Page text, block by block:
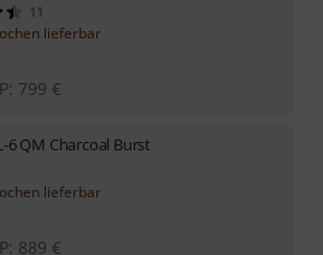
11
lieferbar
799 €
6 QM Charcoal Burst
lieferbar
889 €